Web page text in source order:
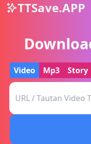
TTSave.APP
Video Mp3 Story